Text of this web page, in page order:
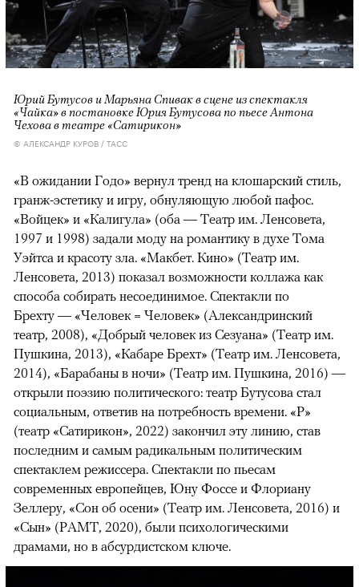
Юрий Бутусов и Марьяна Спивак в сцене из спектакля
«Чайка» в постановке Юрия Бутусова по пьесе Антона
Чехова в театре «Сатирикон»
© АЛЕКСАНДР КУРОВ / ТАСС
«В ожидании Годо» вернул тренд на клошарский стиль,
гранж-эстетику и игру, обнуляющую любой пафос.
«Войцек» и «Калигула» (оба — Театр им. Ленсовета,
1997 и 1998) задали моду на романтику в духе Тома
Уэйтса и красоту зла. «Макбет. Кино» (Театр им.
Ленсовета, 2013) показал возможности коллажа как
способа собирать несоединимое. Спектакли по
Брехту — «Человек = Человек» (Александринский
театр, 2008), «Добрый человек из Сезуана» (Театр им.
Пушкина, 2013), «Кабаре Брехт» (Театр им. Ленсовета,
2014), «Барабаны в ночи» (Театр им. Пушкина, 2016) —
открыли поэзию политического: театр Бутусова стал
социальным, ответив на потребность времени. «Р»
(театр «Сатирикон», 2022) закончил эту линию, став
последним и самым радикальным политическим
спектаклем режиссера. Спектакли по пьесам
современных европейцев, Юну Фоссе и Флориану
Зеллеру, «Сон об осени» (Театр им. Ленсовета, 2016) и
«Сын» (РАМТ, 2020), были психологическими
драмами, но в абсурдистском ключе.